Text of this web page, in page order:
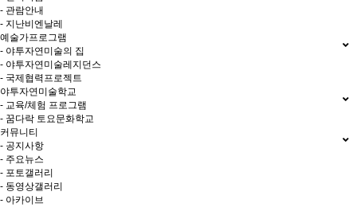
- 관람안내
- 지난비엔날레
예술가프로그램
- 야투자연미술의 집
- 야투자연미술레지던스
- 국제협력프로젝트
야투자연미술학교
- 교육/체험 프로그램
- 꿈다락 토요문화학교
커뮤니티
- 공지사항
- 주요뉴스
- 포토갤러리
- 동영상갤러리
- 아카이브